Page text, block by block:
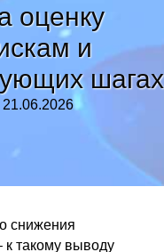
оценку
и
шагах
снижения
к такому выводу